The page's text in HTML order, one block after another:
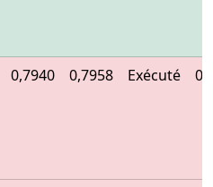
0,7940 0,7958 Exécuté